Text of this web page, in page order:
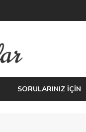
SORULARINIZ İÇİN